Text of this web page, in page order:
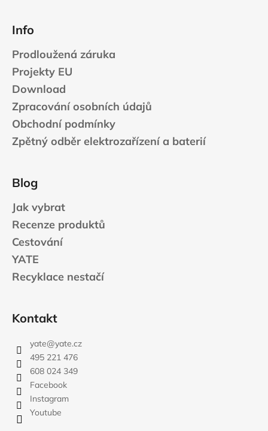
Info
Prodloužená záruka
Projekty EU
Download
Zpracování osobních údajů
Obchodní podmínky
Zpětný odběr elektrozařízení a baterií
Blog
Jak vybrat
Recenze produktů
Cestování
YATE
Recyklace nestačí
Kontakt
yate@yate.cz
495 221 476
608 024 349
Facebook
Instagram
Youtube